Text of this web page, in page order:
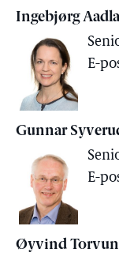
Ingebjørg
E-
Gunnar
E-
Øyvind